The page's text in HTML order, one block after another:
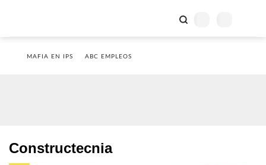
MAFIA EN IPS ABC EMPLEOS
Constructecnia